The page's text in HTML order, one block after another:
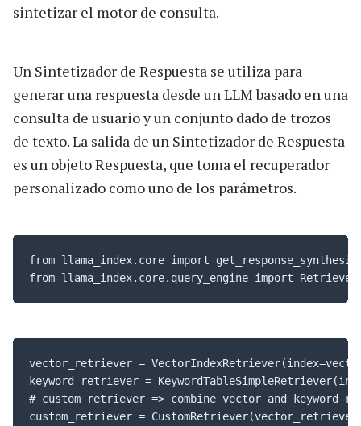
sintetizar el motor de consulta.
Un Sintetizador de Respuesta se utiliza para
generar una respuesta desde un LLM basado en una
consulta de usuario y un conjunto dado de trozos
de texto. La salida de un Sintetizador de Respuesta
es un objeto Respuesta, que toma el recuperador
personalizado como uno de los parámetros.
from llama_index.core import
from llama_index.core.query_engine import
vector_retriever =
keyword_retriever =
# custom retriever => combine vector and keyword
custom_retriever =